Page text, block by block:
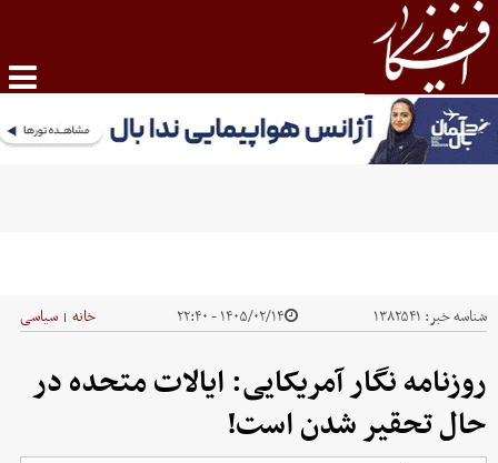
شناسه خبر: ۱۳۸۲۵۴۱ ۱۴۰۵/۰۲/۱۴ - ۲۲:۴۰ خانه | سیاسی
روزنامه نگار آمریکایی: ایالات متحده در
حال تحقیر شدن است!